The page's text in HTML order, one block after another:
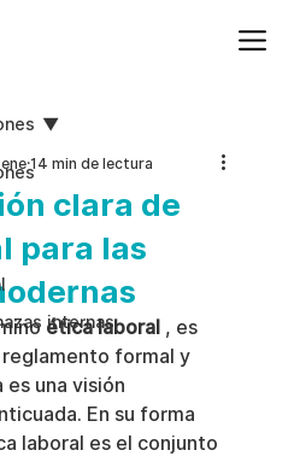
internas
clara de
para las
14 min de lectura
ética laboral , es
formal y
es una visión
En su forma
laboral es el conjunto